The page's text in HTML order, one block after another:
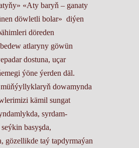
«Aty baryň – ganaty
döwletli bolar» diýen
döreden
atlaryny göwün
dostuna, uçar
ýöne ýerden däl.
dowamynda
kämil sungat
syrdam-
basyşda,
gözellikde taý tapdyrmaýan